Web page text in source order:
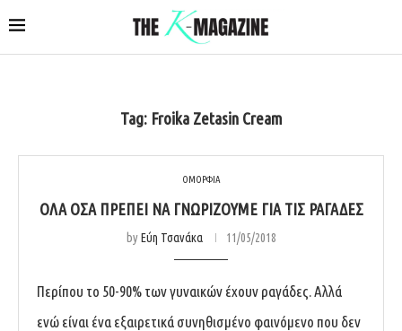
Tag: Froika Zetasin Cream
ΟΜΟΡΦΙΑ
ΌΛΑ ΌΣΑ ΠΡΈΠΕΙ ΝΑ ΓΝΩΡΊΖΟΥΜΕ ΓΙΑ ΤΙΣ ΡΑΓΆΔΕΣ
byΕύη Τσανάκα 11/05/2018
Περίπου το 50-90% των γυναικών έχουν ραγάδες. Αλλά
ενώ είναι ένα εξαιρετικά συνηθισμένο φαινόμενο που δεν